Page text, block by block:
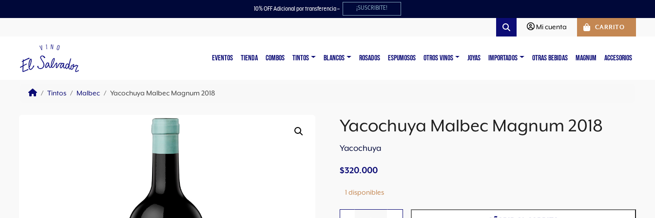
10% OFF Adicional por transferencia – ¡SUSCRIBITE!
Search
Mi cuenta CARRITO
EVENTOS TIENDA COMBOS TINTOS BLANCOS ROSADOS ESPUMOSOS OTROS VINOS JOYAS IMPORTADOS OTRAS BEBIDAS MAGNUM ACCESORIOS
HomeTintos Malbec Yacochuya Malbec Magnum 2018
Yacochuya Malbec Magnum 2018
Yacochuya
$320.000
1 disponibles